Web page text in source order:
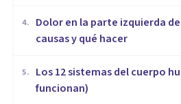
4.
Dolor en la parte izquierda
causas y qué hacer
5.
Los 12 sistemas del cuerpo
funcionan)